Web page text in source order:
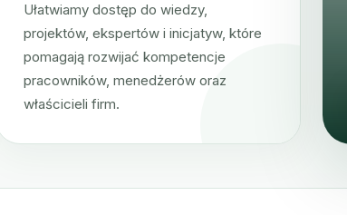
Ułatwiamy dostęp do wiedzy,
projektów, ekspertów i inicjatyw, które
pomagają rozwijać kompetencje
pracowników, menedżerów oraz
właścicieli firm.